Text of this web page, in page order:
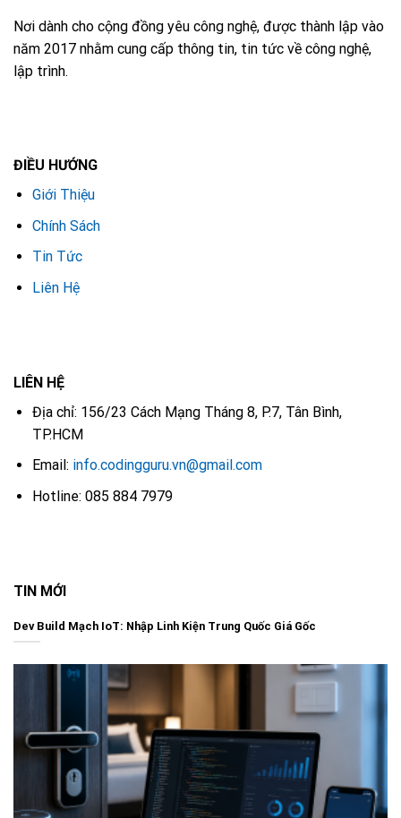
Nơi dành cho cộng đồng yêu công nghệ, được thành lập vào
năm 2017 nhằm cung cấp thông tin, tin tức về công nghệ,
lập trình.
ĐIỀU HƯỚNG
Giới Thiệu
Chính Sách
Tin Tức
Liên Hệ
LIÊN HỆ
Địa chỉ: 156/23 Cách Mạng Tháng 8, P.7, Tân Bình,
TP.HCM
Email: info.codingguru.vn@gmail.com
Hotline: 085 884 7979
TIN MỚI
Dev Build Mạch IoT: Nhập Linh Kiện Trung Quốc Giá Gốc